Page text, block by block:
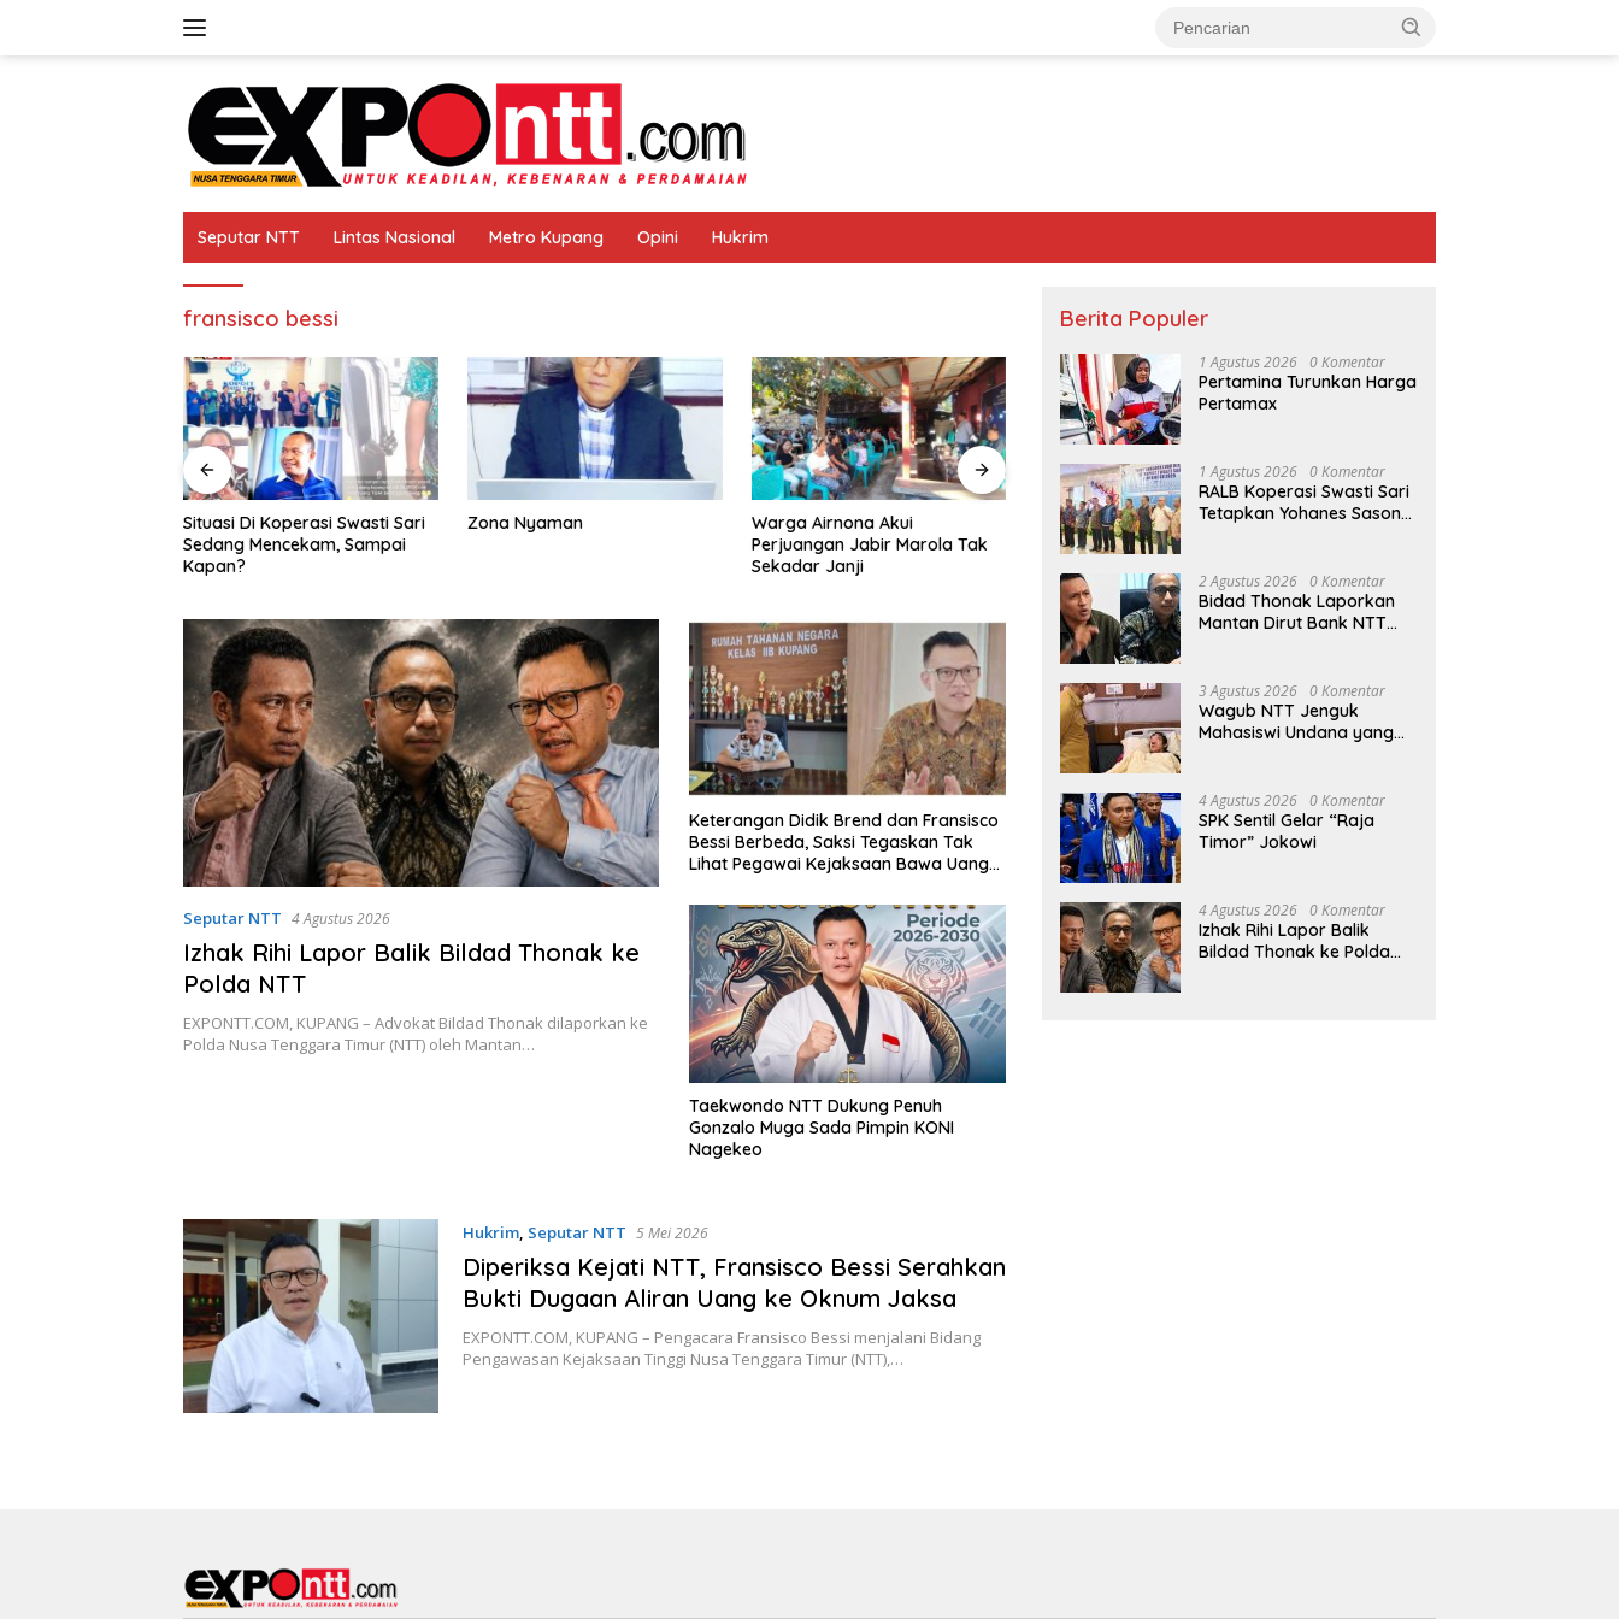
Seputar NTT Lintas Nasional Metro Kupang Opini Hukrim
fransisco bessi
Zona Nyaman
Warga Airnona Akui
PT Flobamor Ambil Alih Hotel
Sasando, Pengelola Lama
Merugi 6 Tahun Tanpa
Pria di TTU Ditemukan Gantung
Diri Usai Bertengkar dengan
OJK Perketat Pengawasan
Seputar NTT 4 Agustus 2026
Izhak Rihi Lapor Balik Bildad Thonak ke
Polda NTT
EXPONTT.COM, KUPANG – Advokat Bildad Thonak dilaporkan ke
Polda Nusa Tenggara Timur (NTT) oleh Mantan…
Keterangan Didik Brend dan Fransisco
Bessi Berbeda, Saksi Tegaskan Tak
Lihat Pegawai Kejaksaan Bawa Uang
Taekwondo NTT Dukung Penuh
Gonzalo Muga Sada Pimpin KONI
Nagekeo
Hukrim, Seputar NTT 5 Mei 2026
Diperiksa Kejati NTT, Fransisco Bessi Serahkan
Bukti Dugaan Aliran Uang ke Oknum Jaksa
EXPONTT.COM, KUPANG – Pengacara Fransisco Bessi menjalani Bidang
Pengawasan Kejaksaan Tinggi Nusa Tenggara Timur (NTT),…
Berita Populer
1 Agustus 2026 0 Komentar
Pertamina Turunkan Harga
Pertamax
1 Agustus 2026 0 Komentar
RALB Koperasi Swasti Sari
Tetapkan Yohanes Sason
2 Agustus 2026 0 Komentar
Bidad Thonak Laporkan
Mantan Dirut Bank NTT
3 Agustus 2026 0 Komentar
Wagub NTT Jenguk
Mahasiswi Undana yang
4 Agustus 2026 0 Komentar
SPK Sentil Gelar “Raja
Timor” Jokowi
4 Agustus 2026 0 Komentar
Izhak Rihi Lapor Balik
Bildad Thonak ke Polda